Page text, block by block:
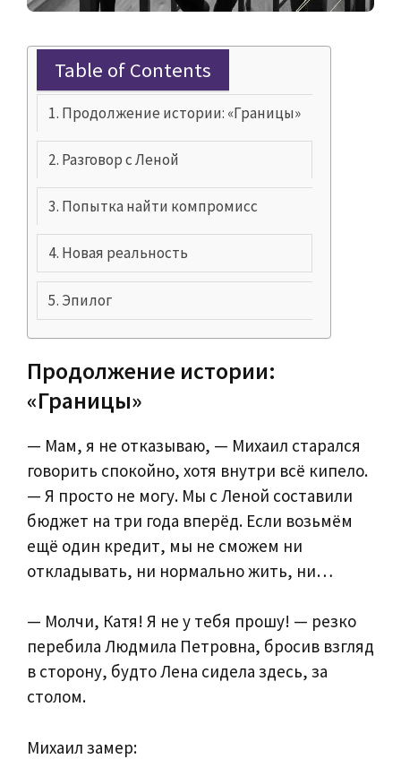
Table of Contents
Продолжение истории: «Границы»
Разговор с Леной
Попытка найти компромисс
Новая реальность
Эпилог
Продолжение истории:
«Границы»
— Мам, я не отказываю, — Михаил старался
говорить спокойно, хотя внутри всё кипело.
— Я просто не могу. Мы с Леной составили
бюджет на три года вперёд. Если возьмём
ещё один кредит, мы не сможем ни
откладывать, ни нормально жить, ни…
— Молчи, Катя! Я не у тебя прошу! — резко
перебила Людмила Петровна, бросив взгляд
в сторону, будто Лена сидела здесь, за
столом.
Михаил замер: